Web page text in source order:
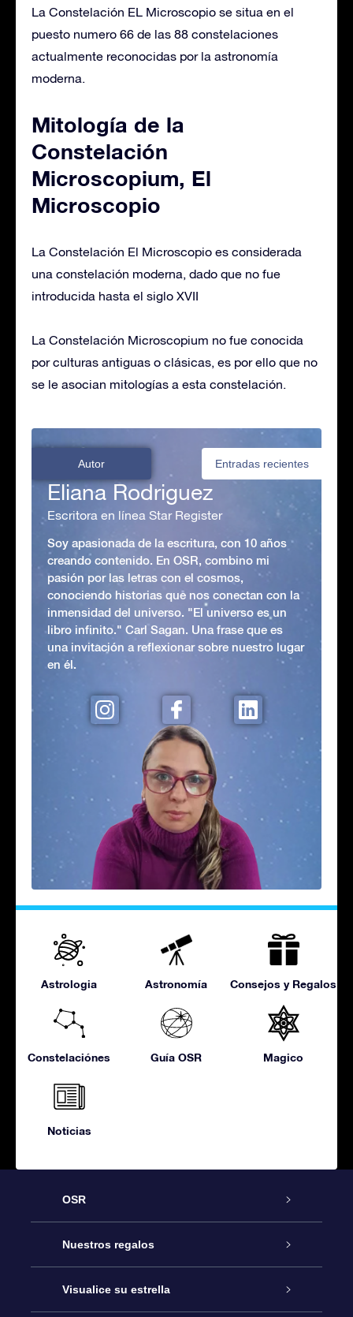
La Constelación EL Microscopio se situa en el
puesto numero 66 de las 88 constelaciones
actualmente reconocidas por la astronomía
moderna.
Mitología de la
Constelación
Microscopium, El
Microscopio
La Constelación El Microscopio es considerada
una constelación moderna, dado que no fue
introducida hasta el siglo XVII
La Constelación Microscopium no fue conocida
por culturas antiguas o clásicas, es por ello que no
se le asocian mitologías a esta constelación.
Autor Entradas recientes
Eliana Rodriguez
Escritora en línea Star Register
Soy apasionada de la escritura, con 10 años
creando contenido. En OSR, combino mi
pasión por las letras con el cosmos,
conociendo historias que nos conectan con la
inmensidad del universo. "El universo es un
libro infinito." Carl Sagan. Una frase que es
una invitación a reflexionar sobre nuestro lugar
en él.
Astrologia Astronomía Consejos y Regalos
Constelaciónes Guía OSR Magico
Noticias
OSR
Atención
Contáctanos
Nuestros regalos
Regalo Estrella Online
Visualice su estrella